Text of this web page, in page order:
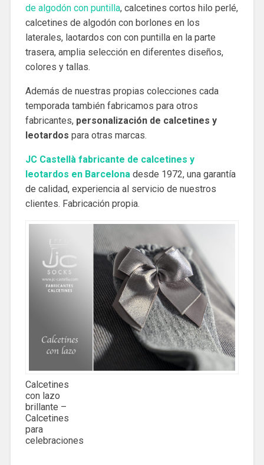
de algodón con puntilla, calcetines cortos hilo perlé,
calcetines de algodón con borlones en los
laterales, laotardos con con puntilla en la parte
trasera, amplia selección en diferentes diseños,
colores y tallas.
Además de nuestras propias colecciones cada
temporada también fabricamos para otros
fabricantes,personalización de calcetines y
leotardos para otras marcas.
JC Castellà fabricante de calcetines y
leotardos en Barcelona desde 1972, una garantía
de calidad, experiencia al servicio de nuestros
clientes. Fabricación propia.
Calcetines
con lazo
brillante –
Calcetines
para
celebraciones